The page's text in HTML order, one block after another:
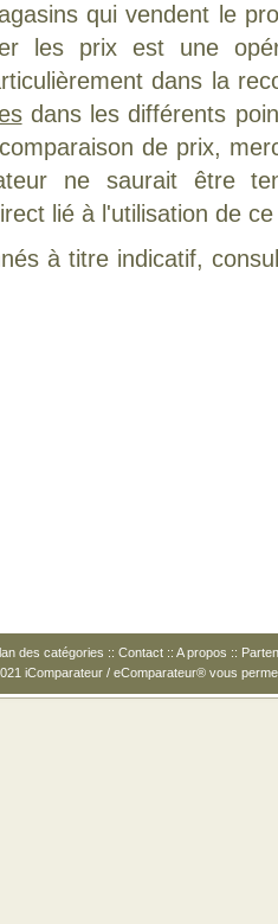
qui vendent le
les prix est une
dans la
dans les différents
de prix,
ne saurait être
lié à l'utilisation de
à titre indicatif,
des catégories :: Contact :: A propos ::
iComparateur / eComparateur® vous